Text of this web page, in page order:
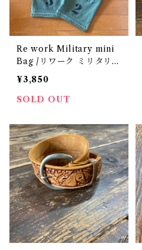
Re work Military mini
Bag /リワーク ミリタリー
ミニ バック 古着
¥3,850
SOLD OUT